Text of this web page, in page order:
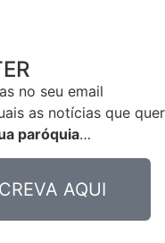
no seu email​
as notícias que
paróquia…
AQUI